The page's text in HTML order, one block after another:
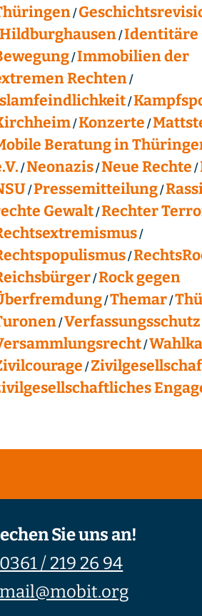
Identitäre
Immobilien der
Rechten
Konzerte
Beratung in
Neonazis Neue Rechte
Pressemitteilung
Gewalt Rechter
Rock gegen
Themar
Verfassungsschutz
Sie uns an!
0361 / 219 26 94
mail@mobit.org